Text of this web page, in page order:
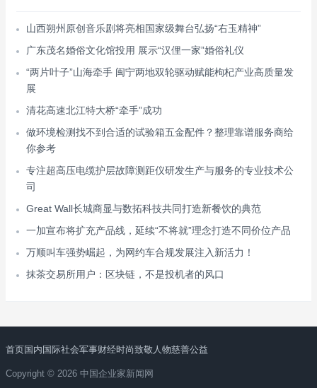
山西朔州原创音乐剧将亮相国家级舞台弘扬“右玉精神”
广东茂名婚俗文化馆投用 展示“汉俚一家”婚俗礼仪
“两片叶子”山海牵手 闽宁两地双轮驱动赋能枸杞产业高质量发
展
清花高速北江特大桥“牵手”成功
做环境检测找不到合适的试验箱五金配件？整理靠谱服务商给
你参考
专注超高压电缆护层故障测距仪研发生产与服务的专业技术公
司
Great Wall长城商显与数拓科技共同打造新餐饮的典范
一加宣布将扩充产品线，延续“不将就”理念打造不同价位产品
万顺叫车强势崛起，为网约车合规发展注入新活力！
抹茶交易所用户：区块链，不是投机者的风口
首页国内 国际社会军事财经时尚致敬人物慈善公益
Copyright © 2026 中国企业家新闻网